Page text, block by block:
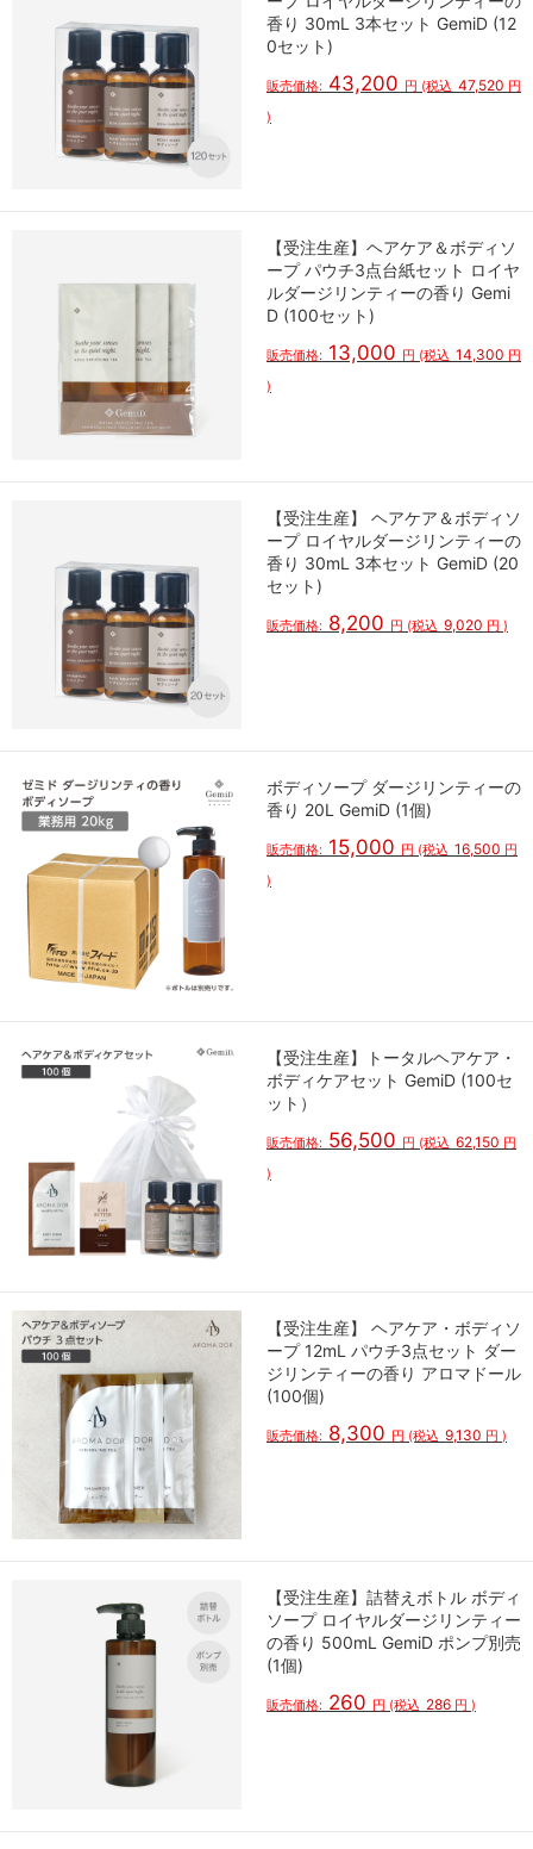
香り 30mL 3本セット GemiD (12
0セット)
販売価格: 43,200 円 (税込 47,520 円
)
【受注生産】ヘアケア＆ボディソ
ープ パウチ3点台紙セット ロイヤ
ルダージリンティーの香り Gemi
D (100セット)
販売価格: 13,000 円 (税込 14,300 円
)
【受注生産】 ヘアケア＆ボディソ
ープ ロイヤルダージリンティーの
香り 30mL 3本セット GemiD (20
セット)
販売価格: 8,200 円 (税込 9,020 円 )
ボディソープ ダージリンティーの
香り 20L GemiD (1個)
販売価格: 15,000 円 (税込 16,500 円
)
【受注生産】トータルヘアケア・
ボディケアセット GemiD (100セ
ット）
販売価格: 56,500 円 (税込 62,150 円
)
【受注生産】 ヘアケア・ボディソ
ープ 12mL パウチ3点セット ダー
ジリンティーの香り アロマドール
(100個)
販売価格: 8,300 円 (税込 9,130 円 )
【受注生産】詰替えボトル ボディ
ソープ ロイヤルダージリンティー
の香り 500mL GemiD ポンプ別売
(1個)
販売価格: 260 円 (税込 286 円 )